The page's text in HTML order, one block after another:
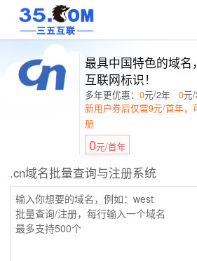
最具中国特色的域
互联网标识！
多年更优惠：0元/2年0
新用户券后仅需9元/首年，
册
0元/首年
.cn域名批量查询与注册系统